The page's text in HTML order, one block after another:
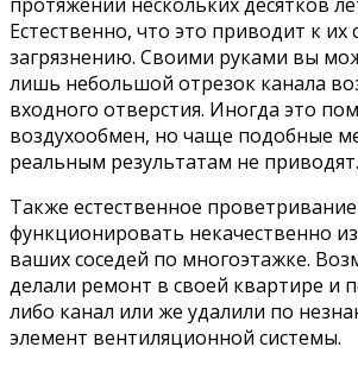
Естественно, что это приводит к их
загрязнению. Своими руками вы
лишь небольшой отрезок канала
входного отверстия. Иногда это
воздухообмен, но чаще подобные
реальным результатам не приводят.
Также естественное
функционировать некачественно
ваших соседей по многоэтажке.
делали ремонт в своей квартире и
либо канал или же удалили по
элемент вентиляционной системы.